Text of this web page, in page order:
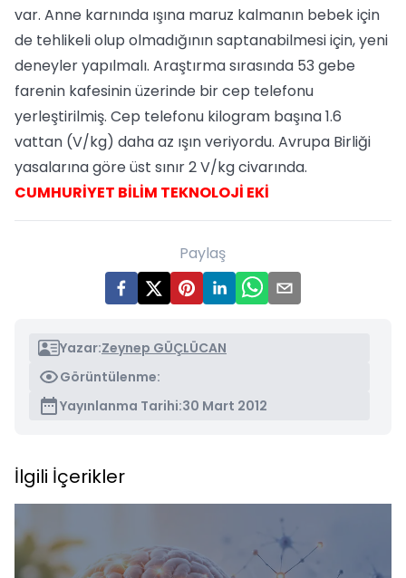
var. Anne karnında ışına maruz kalmanın bebek için
de tehlikeli olup olmadığının saptanabilmesi için, yeni
deneyler yapılmalı. Araştırma sırasında 53 gebe
farenin kafesinin üzerinde bir cep telefonu
yerleştirilmiş. Cep telefonu kilogram başına 1.6
vattan (V/kg) daha az ışın veriyordu. Avrupa Birliği
yasalarına göre üst sınır 2 V/kg civarında.
CUMHURİYET BİLİM TEKNOLOJİ EKİ
Paylaş
Yazar:Zeynep GÜÇLÜCAN
Görüntülenme:
Yayınlanma Tarihi:30 Mart 2012
İlgili İçerikler